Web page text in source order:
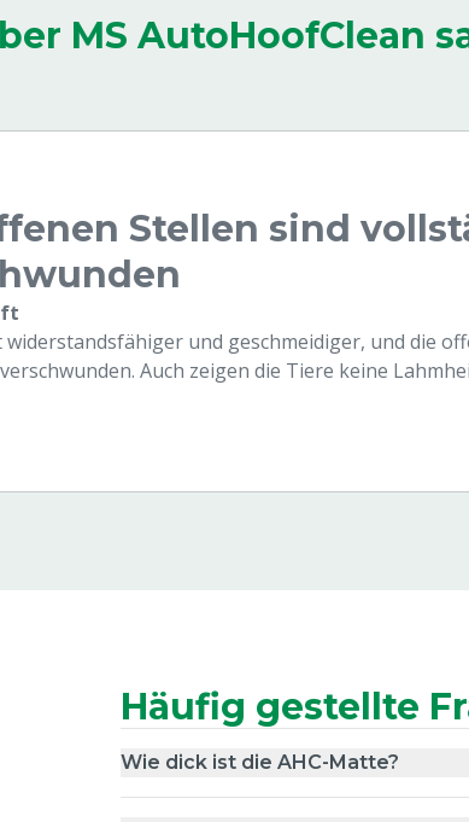
MS AutoHoofClean
Stellen sind
widerstandsfähiger und geschmeidiger, und die
Auch zeigen die Tiere keine
Häufig gestellte
Wie dick ist die AHC-Matte?